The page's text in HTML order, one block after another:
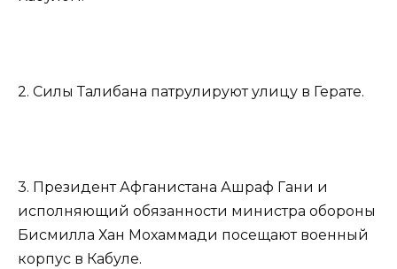
2. Силы Талибана патрулируют улицу в Герате.
3. Президент Афганистана Ашраф Гани и
исполняющий обязанности министра обороны
Бисмилла Хан Мохаммади посещают военный
корпус в Кабуле.